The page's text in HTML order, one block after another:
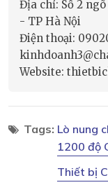
Địa chỉ: Số 2
- TP Hà Nội
Điện thoại:
Website:
Tags: Lò nung
1200 độ
Thiết bị